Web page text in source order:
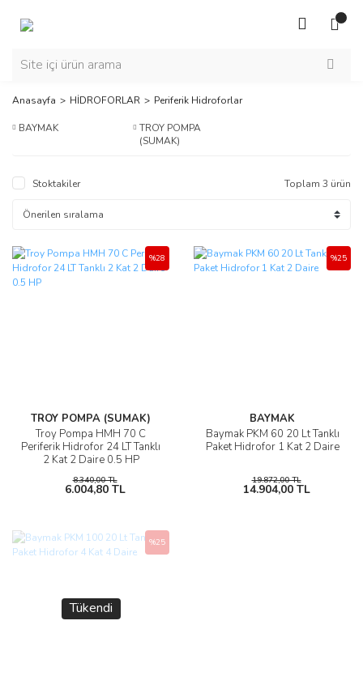
Anasayfa HİDROFORLAR Periferik Hidroforlar
BAYMAK
TROY POMPA
(SUMAK)
Stoktakiler Toplam 3 ürün
TROY POMPA (SUMAK)
Troy Pompa HMH 70 C
Periferik Hidrofor 24 LT Tanklı
2 Kat 2 Daire 0.5 HP
%28
8.340,00 TL
6.004,80 TL
BAYMAK
Baymak PKM 60 20 Lt Tanklı
Paket Hidrofor 1 Kat 2 Daire
%25
19.872,00 TL
14.904,00 TL
Tükendi
%25